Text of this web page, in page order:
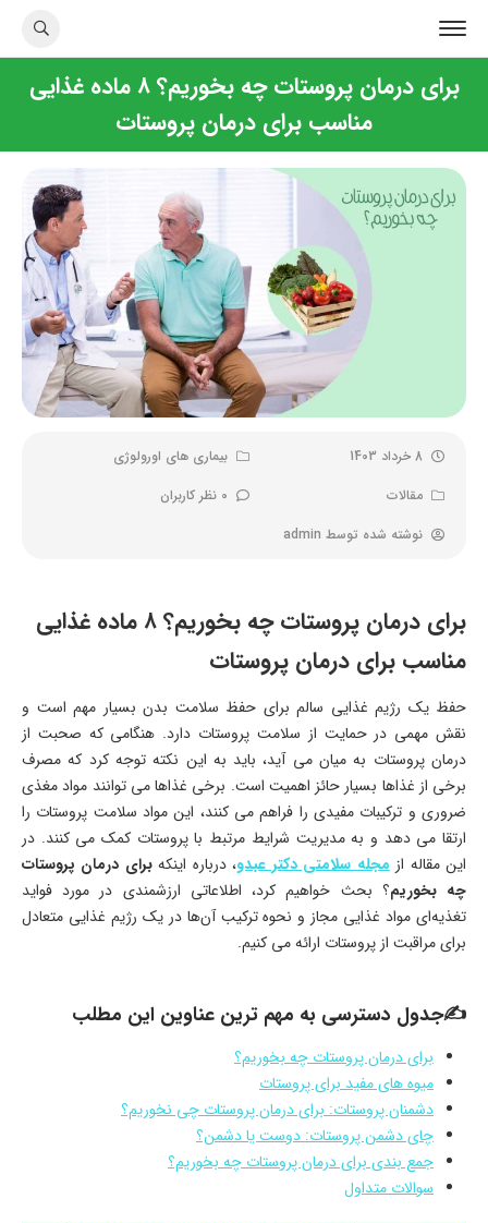
برای درمان پروستات چه بخوریم؟ ۸ ماده غذایی
مناسب برای درمان پروستات
8 خرداد 1403
بیماری های اورولوژی
مقالات
0 نظر کاربران
نوشته شده توسط admin
برای درمان پروستات چه بخوریم؟ ۸ ماده غذایی
مناسب برای درمان پروستات
حفظ یک رژیم غذایی سالم برای حفظ سلامت بدن بسیار مهم است و
نقش مهمی در حمایت از سلامت پروستات دارد. هنگامی که صحبت از
درمان پروستات به میان می آید، باید به این نکته توجه کرد که مصرف
برخی از غذاها بسیار حائز اهمیت است. برخی غذاها می توانند مواد مغذی
ضروری و ترکیبات مفیدی را فراهم می کنند، این مواد سلامت پروستات را
ارتقا می دهد و به مدیریت شرایط مرتبط با پروستات کمک می کنند. در
این مقاله ازمجله سلامتی دکتر عبدو، درباره اینکهبرای درمان پروستات
چه بخوریم؟ بحث خواهیم کرد، اطلاعاتی ارزشمندی در مورد فواید
تغذیه‌ای مواد غذایی مجاز و نحوه ترکیب آن‌ها در یک رژیم غذایی متعادل
برای مراقبت از پروستات ارائه می کنیم.
✍جدول دسترسی به مهم ترین عناوین این مطلب
برای درمان پروستات چه بخوریم؟
میوه های مفید برای پروستات
دشمنان پروستات: برای درمان پروستات چی نخوریم؟
چای دشمن پروستات: دوست یا دشمن؟
جمع بندی برای درمان پروستات چه بخوریم؟
سوالات متداول